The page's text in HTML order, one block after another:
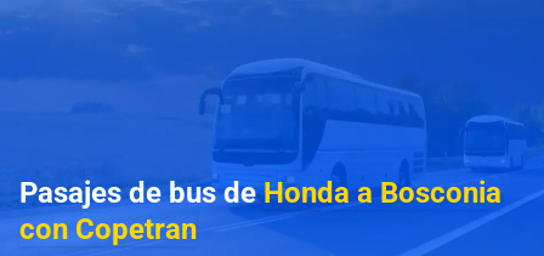
Pasajes de bus deHonda a Bosconia
con Copetran